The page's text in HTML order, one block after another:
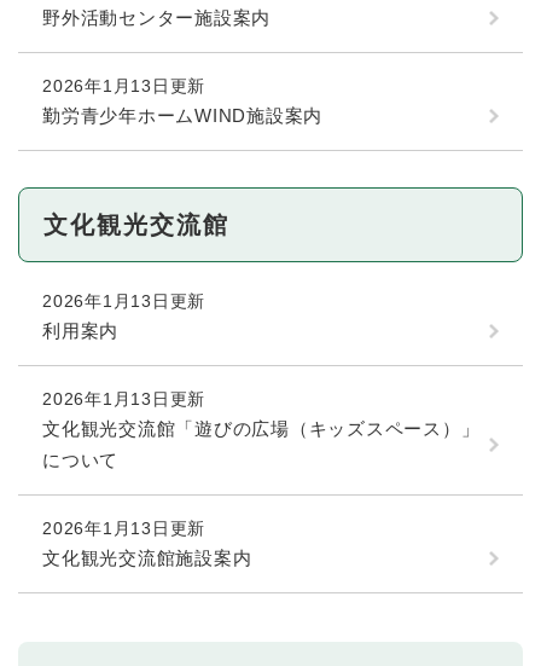
野外活動センター施設案内
2026年1月13日更新
勤労青少年ホームWIND施設案内
文化観光交流館
2026年1月13日更新
利用案内
2026年1月13日更新
文化観光交流館「遊びの広場（キッズスペース）」
について
2026年1月13日更新
文化観光交流館施設案内